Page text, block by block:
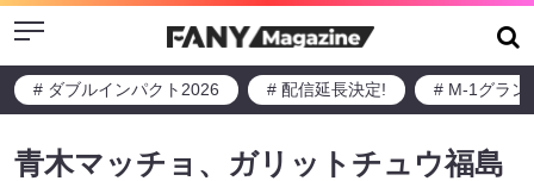
Menu
# ダブルインパクト2026 # 配信延長決定! # M-1グラン
青木マッチョ、ガリットチュウ福島